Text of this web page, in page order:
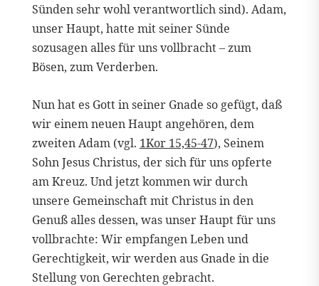
Sünden sehr wohl verantwortlich sind). Adam,
unser Haupt, hatte mit seiner Sünde
sozusagen alles für uns vollbracht – zum
Bösen, zum Verderben.
Nun hat es Gott in seiner Gnade so gefügt, daß
wir einem neuen Haupt angehören, dem
zweiten Adam (vgl. 1Kor 15,45-47), Seinem
Sohn Jesus Christus, der sich für uns opferte
am Kreuz. Und jetzt kommen wir durch
unsere Gemeinschaft mit Christus in den
Genuß alles dessen, was unser Haupt für uns
vollbrachte: Wir empfangen Leben und
Gerechtigkeit, wir werden aus Gnade in die
Stellung von Gerechten gebracht.